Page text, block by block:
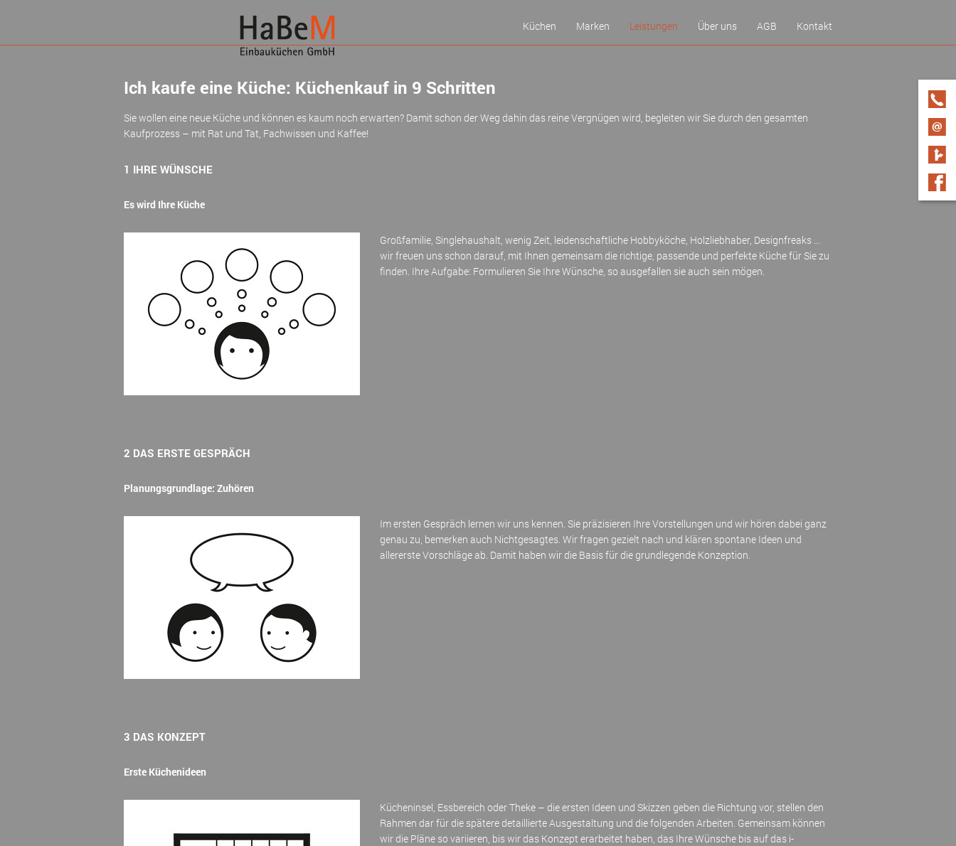
Küchen Marken
MIELE
Leistungen
Garantie
Über uns AGB Kontakt
Ich kaufe eine Küche: Küchenkauf in 9 Schritten
Sie wollen eine neue Küche und können es kaum noch erwarten? Damit schon der Weg dahin das reine Vergnügen wird, begleiten wir Sie durch den gesamten
Kaufprozess – mit Rat und Tat, Fachwissen und Kaffee!
1 IHRE WÜNSCHE
Es wird Ihre Küche
Großfamilie, Singlehaushalt, wenig Zeit, leidenschaftliche Hobbyköche, Holzliebhaber, Designfreaks ...
wir freuen uns schon darauf, mit Ihnen gemeinsam die richtige, passende und perfekte Küche für Sie zu
finden. Ihre Aufgabe: Formulieren Sie Ihre Wünsche, so ausgefallen sie auch sein mögen.
2 DAS ERSTE GESPRÄCH
Planungsgrundlage: Zuhören
Im ersten Gespräch lernen wir uns kennen. Sie präzisieren Ihre Vorstellungen und wir hören dabei ganz
genau zu, bemerken auch Nichtgesagtes. Wir fragen gezielt nach und klären spontane Ideen und
allererste Vorschläge ab. Damit haben wir die Basis für die grundlegende Konzeption.
3 DAS KONZEPT
Erste Küchenideen
Kücheninsel, Essbereich oder Theke – die ersten Ideen und Skizzen geben die Richtung vor, stellen den
Rahmen dar für die spätere detaillierte Ausgestaltung und die folgenden Arbeiten. Gemeinsam können
wir die Pläne so variieren, bis wir das Konzept erarbeitet haben, das Ihre Wünsche bis auf das i-